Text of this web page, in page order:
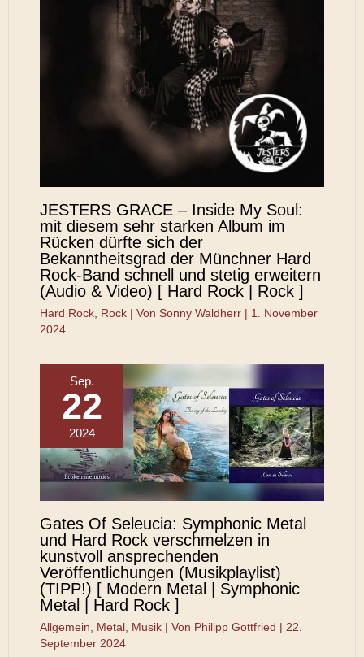
JESTERS GRACE – Inside My Soul:
mit diesem sehr starken Album im
Rücken dürfte sich der
Bekanntheitsgrad der Münchner Hard
Rock-Band schnell und stetig erweitern
(Audio & Video) [ Hard Rock | Rock ]
Hard Rock Rock | Von Sonny Waldherr | 1. November
2024
Sep.
22
2024
Gates Of Seleucia: Symphonic Metal
und Hard Rock verschmelzen in
kunstvoll ansprechenden
Veröffentlichungen (Musikplaylist)
(TIPP!) [ Modern Metal | Symphonic
Metal | Hard Rock ]
Allgemein Metal Musik | Von Philipp Gottfried | 22.
September 2024